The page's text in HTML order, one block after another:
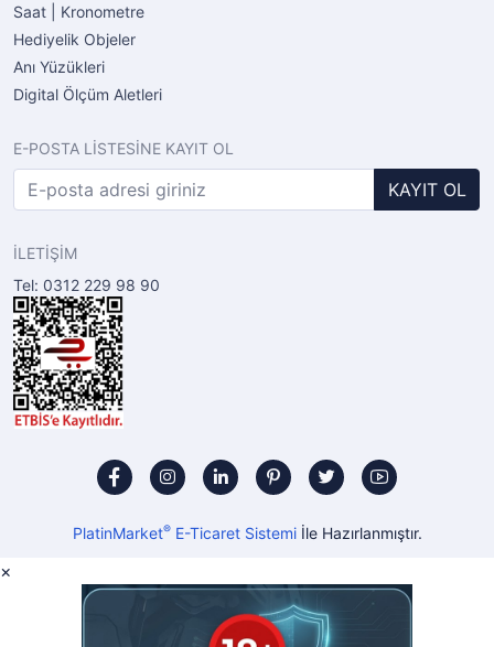
Saat | Kronometre
Hediyelik Objeler
Anı Yüzükleri
Digital Ölçüm Aletleri
E-POSTA LİSTESİNE KAYIT OL
KAYIT OL
İLETİŞİM
Tel: 0312 229 98 90
PlatinMarket®E-Ticaret Sistemiİle Hazırlanmıştır.
×